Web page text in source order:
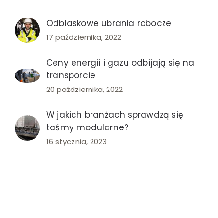
Odblaskowe ubrania robocze
17 października, 2022
Ceny energii i gazu odbijają się na
transporcie
20 października, 2022
W jakich branżach sprawdzą się
taśmy modularne?
16 stycznia, 2023